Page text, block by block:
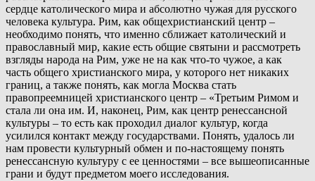
сердце католического мира и абсолютно чужая для русского
человека культура. Рим, как общехристианский центр –
необходимо понять, что именно сближает католический и
православный мир, какие есть общие святыни и рассмотреть
взгляды народа на Рим, уже не на как что-то чужое, а как
часть общего христианского мира, у которого нет никаких
границ, а также понять, как могла Москва стать
правопреемницей христианского центр – «Третьим Римом и
стала ли она им. И, наконец, Рим, как центр ренессансной
культуры – то есть как проходил диалог культур, когда
усилился контакт между государствами. Понять, удалось ли
нам провести культурный обмен и по-настоящему понять
ренессансную культуру с ее ценностями – все вышеописанные
грани и будут предметом моего исследования.